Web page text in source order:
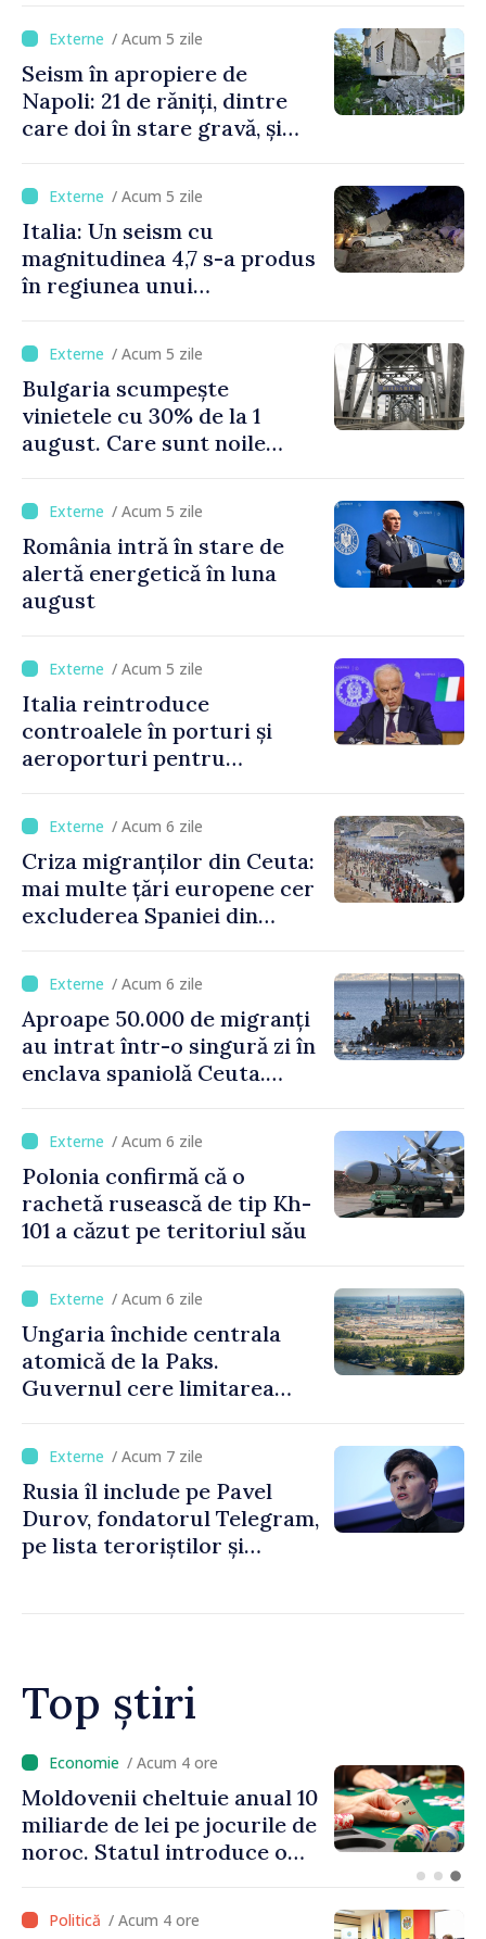
/ Acum 5 zile
Seism în apropiere de
Napoli: 21 de răniți, dintre
care doi în stare gravă, și
/ Acum 5 zile
Italia: Un seism cu
magnitudinea 4,7 s-a produs
în regiunea unui
de Napoli
/ Acum 5 zile
Bulgaria scumpește
vinietele cu 30% de la 1
august. Care sunt noile
/ Acum 5 zile
România intră în stare de
alertă energetică în luna
august
/ Acum 5 zile
Italia reintroduce
controalele în porturi și
aeroporturi pentru
crizei migranților din Ceuta
/ Acum 6 zile
Criza migranților din Ceuta:
mai multe țări europene cer
excluderea Spaniei din
/ Acum 6 zile
Aproape 50.000 de migranți
au intrat într-o singură zi în
enclava spaniolă Ceuta.
Schengen cu Spania
/ Acum 6 zile
Polonia confirmă că o
rachetă rusească de tip Kh-
101 a căzut pe teritoriul său
/ Acum 6 zile
Ungaria închide centrala
atomică de la Paks.
Guvernul cere limitarea
/ Acum 7 zile
Rusia îl include pe Pavel
Durov, fondatorul Telegram,
pe lista teroriștilor și
Top știri
/ Acum 3 ore
Energocom: Deficit de
energie electrică în orele de
vârf; consumatorii sunt
/ Acum 4 ore